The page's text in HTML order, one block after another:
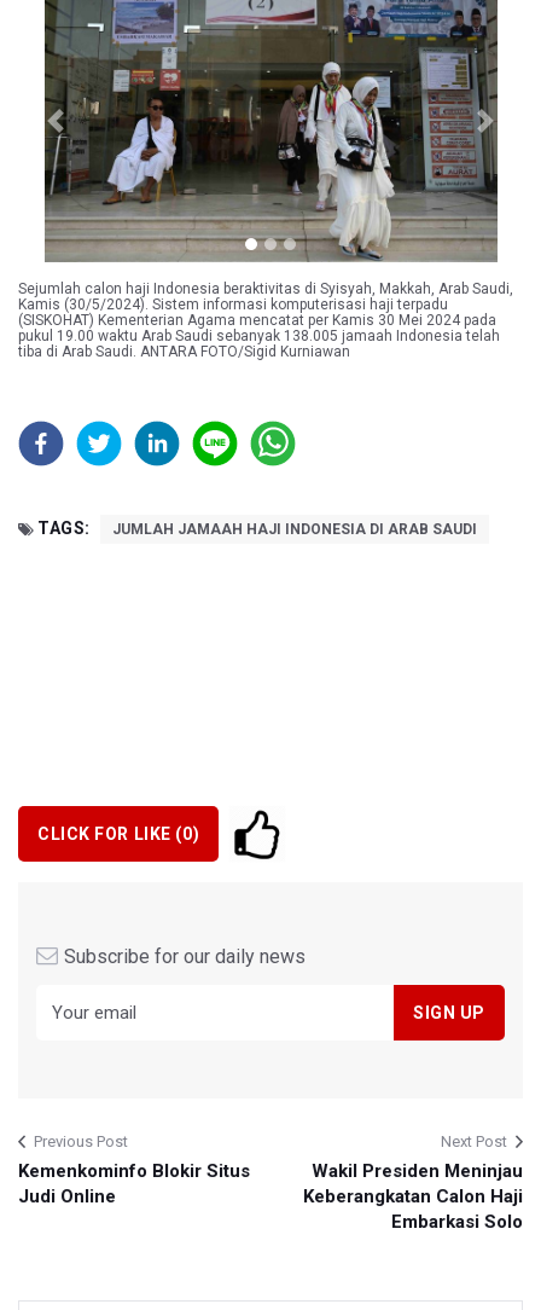
Previous Next
Sejumlah calon haji Indonesia beraktivitas di Syisyah, Makkah, Arab Saudi,
Kamis (30/5/2024). Sistem informasi komputerisasi haji terpadu
(SISKOHAT) Kementerian Agama mencatat per Kamis 30 Mei 2024 pada
pukul 19.00 waktu Arab Saudi sebanyak 138.005 jamaah Indonesia telah
tiba di Arab Saudi. ANTARA FOTO/Sigid Kurniawan
TAGS: JUMLAH JAMAAH HAJI INDONESIA DI ARAB SAUDI
CLICK FOR LIKE (0)
Subscribe for our daily news
Previous Post
Kemenkominfo Blokir Situs
Judi Online
Next Post
Wakil Presiden Meninjau
Keberangkatan Calon Haji
Embarkasi Solo